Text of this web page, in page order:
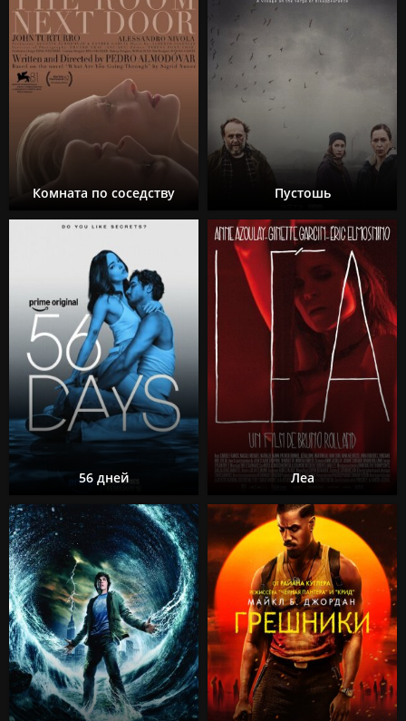
Комната по соседству Пустошь
56 дней Леа